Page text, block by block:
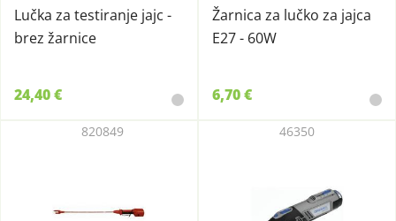
Lučka za testiranje jajc -
brez žarnice
24,40 €
Žarnica za lučko za jajca
E27 - 60W
6,70 €
820849 46350